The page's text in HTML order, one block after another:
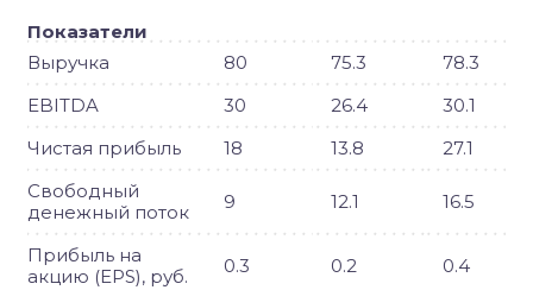
Показатели
Выручка
80 75.3
78.3
EBITDA
30 26.4
30.1
Чистая прибыль
18 13.8
27.1
Свободный
денежный поток
9 12.1 16.5
Прибыль на
акцию (EPS), руб.
0.3 0.2 0.4